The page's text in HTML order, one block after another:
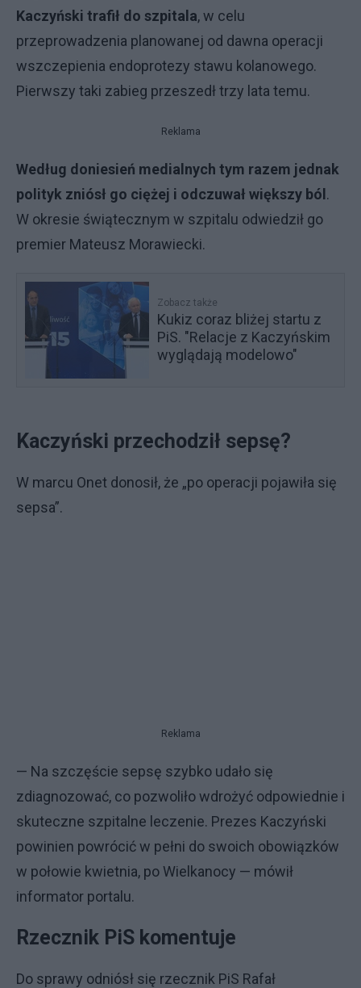
Kaczyński trafił do szpitala, w celu
przeprowadzenia planowanej od dawna operacji
wszczepienia endoprotezy stawu kolanowego.
Pierwszy taki zabieg przeszedł trzy lata temu.
Reklama
Według doniesień medialnych tym razem jednak
polityk zniósł go ciężej i odczuwał większy ból .
W okresie świątecznym w szpitalu odwiedził go
premier Mateusz Morawiecki.
Zobacz także
Kukiz coraz bliżej startu z
PiS. "Relacje z Kaczyńskim
wyglądają modelowo"
Kaczyński przechodził sepsę?
W marcu Onet donosił, że „po operacji pojawiła się
sepsa”.
Reklama
— Na szczęście sepsę szybko udało się
zdiagnozować, co pozwoliło wdrożyć odpowiednie i
skuteczne szpitalne leczenie. Prezes Kaczyński
powinien powrócić w pełni do swoich obowiązków
w połowie kwietnia, po Wielkanocy — mówił
informator portalu.
Rzecznik PiS komentuje
Do sprawy odniósł się rzecznik PiS Rafał